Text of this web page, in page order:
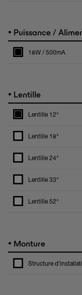
• Puissance /
18W / 500mA
• Lentille
Lentille 12°
Lentille 18°
Lentille 24°
Lentille 33°
Lentille 52°
• Monture
Structure